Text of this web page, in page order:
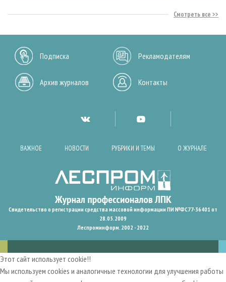
Смотреть все
Подписка Рекламодателям
Архив журналов Контакты
ВАЖНОЕ НОВОСТИ РУБРИКИ И ТЕМЫ О ЖУРНАЛЕ
Свидетельство о регистрации средства массовой информации ПИ №ФС77-36401 от
28.05.2009
Леспроминформ. 2002 - 2022
Этот сайт использует cookie!!
Мы используем cookies и аналогичные технологии для улучшения работы